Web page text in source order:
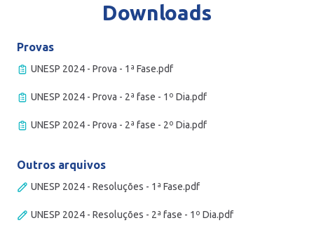
Downloads
Provas
UNESP 2024 - Prova - 1ª Fase.pdf
UNESP 2024 - Prova - 2ª fase - 1º Dia.pdf
UNESP 2024 - Prova - 2ª fase - 2º Dia.pdf
Outros arquivos
UNESP 2024 - Resoluções - 1ª Fase.pdf
UNESP 2024 - Resoluções - 2ª fase - 1º Dia.pdf